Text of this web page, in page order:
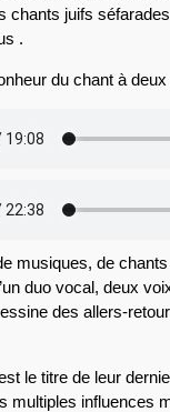
chants juifs
.
du chant à
musiques, de
duo vocal, deux
des allers-
le titre de leur
multiples influences